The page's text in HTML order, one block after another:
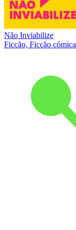
Não Inviabilize
Ficção, Ficção cómica